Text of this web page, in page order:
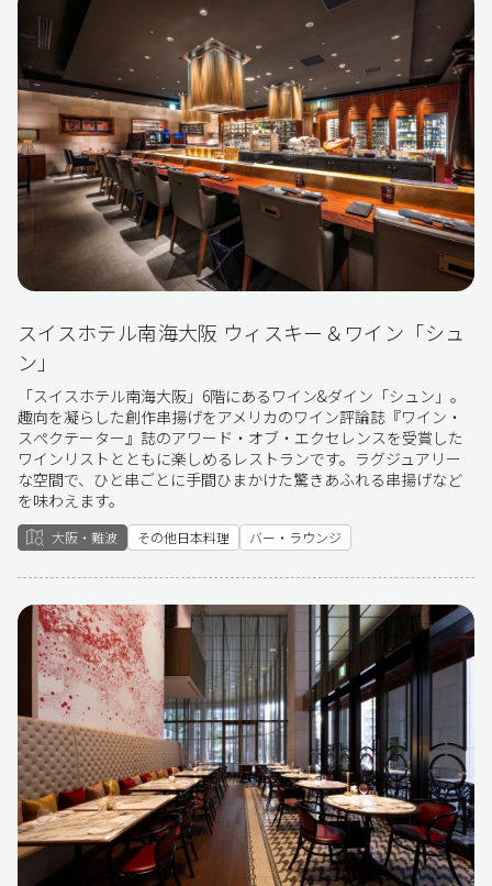
スイスホテル南海大阪 ウィスキー＆ワイン「シュ
ン」
「スイスホテル南海大阪」6階にあるワイン&ダイン「シュン」。
趣向を凝らした創作串揚げをアメリカのワイン評論誌『ワイン・
スぺクテーター』誌のアワード・オブ・エクセレンスを受賞した
ワインリストとともに楽しめるレストランです。ラグジュアリー
な空間で、ひと串ごとに手間ひまかけた驚きあふれる串揚げなど
を味わえます。
大阪・難波 その他日本料理 バー・ラウンジ